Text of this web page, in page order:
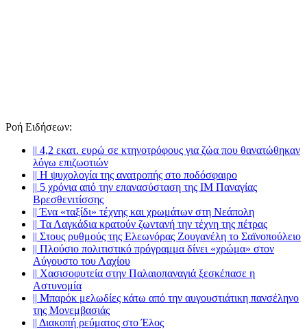
Ροή Ειδήσεων:
|| 4,2 εκατ. ευρώ σε κτηνοτρόφους για ζώα που θανατώθηκαν
λόγω επιζωοτιών
|| Η ψυχολογία της ανατροπής στο ποδόσφαιρο
|| 5 χρόνια από την επανασύσταση της ΙΜ Παναγίας
Βρεσθενιτίσσης
|| Ένα «ταξίδι» τέχνης και χρωμάτων στη Νεάπολη
|| Τα Λαγκάδια κρατούν ζωντανή την τέχνη της πέτρας
|| Στους ρυθμούς της Ελεωνόρας Ζουγανέλη το Σαϊνοπούλειο
|| Πλούσιο πολιτιστικό πρόγραμμα δίνει «χρώμα» στον
Αύγουστο του Λαχίου
|| Χασισοφυτεία στην Παλαιοπαναγιά ξεσκέπασε η
Αστυνομία
|| Μπαρόκ μελωδίες κάτω από την αυγουστιάτικη πανσέληνο
της Μονεμβασιάς
|| Διακοπή ρεύματος στο Έλος